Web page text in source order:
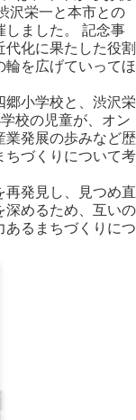
沢栄一と本市との
しました。 記念事
化に果たした役割
を広げていってほ
小学校と、渋沢栄
校の児童が、オン
業発展の歩みなど歴
ちづくりについて考
発見し、見つめ直
深めるため、互いの
あるまちづくりにつ